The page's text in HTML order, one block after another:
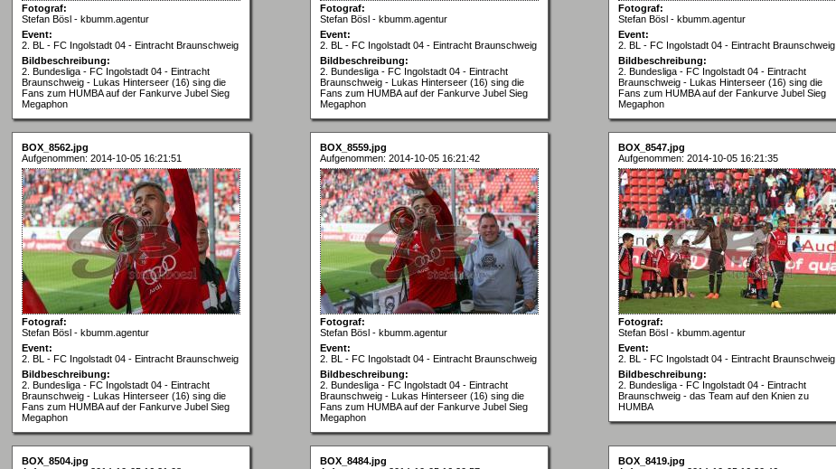
Fotograf:
Stefan Bösl - kbumm.agentur
Event:
2. BL - FC Ingolstadt 04 - Eintracht Braunschweig
Bildbeschreibung:
2. Bundesliga - FC Ingolstadt 04 - Eintracht
Braunschweig - Lukas Hinterseer (16) sing die
Fans zum HUMBA auf der Fankurve Jubel Sieg
Megaphon
Fotograf:
Stefan Bösl - kbumm.agentur
Event:
2. BL - FC Ingolstadt 04 - Eintracht Braunschweig
Bildbeschreibung:
2. Bundesliga - FC Ingolstadt 04 - Eintracht
Braunschweig - Lukas Hinterseer (16) sing die
Fans zum HUMBA auf der Fankurve Jubel Sieg
Megaphon
Fotograf:
Stefan Bösl - kbumm.agentur
Event:
2. BL - FC Ingolstadt 04 - Eintracht Braunschweig
Bildbeschreibung:
2. Bundesliga - FC Ingolstadt 04 - Eintracht
Braunschweig - Lukas Hinterseer (16) sing die
Fans zum HUMBA auf der Fankurve Jubel Sieg
Megaphon
BOX_8562.jpg
Aufgenommen: 2014-10-05 16:21:51
Fotograf:
Stefan Bösl - kbumm.agentur
Event:
2. BL - FC Ingolstadt 04 - Eintracht Braunschweig
Bildbeschreibung:
2. Bundesliga - FC Ingolstadt 04 - Eintracht
Braunschweig - Lukas Hinterseer (16) sing die
Fans zum HUMBA auf der Fankurve Jubel Sieg
Megaphon
BOX_8559.jpg
Aufgenommen: 2014-10-05 16:21:42
Fotograf:
Stefan Bösl - kbumm.agentur
Event:
2. BL - FC Ingolstadt 04 - Eintracht Braunschweig
Bildbeschreibung:
2. Bundesliga - FC Ingolstadt 04 - Eintracht
Braunschweig - Lukas Hinterseer (16) sing die
Fans zum HUMBA auf der Fankurve Jubel Sieg
Megaphon
BOX_8547.jpg
Aufgenommen: 2014-10-05 16:21:35
Fotograf:
Stefan Bösl - kbumm.agentur
Event:
2. BL - FC Ingolstadt 04 - Eintracht Braunschweig
Bildbeschreibung:
2. Bundesliga - FC Ingolstadt 04 - Eintracht
Braunschweig - das Team auf den Knien zu
HUMBA
BOX_8504.jpg
BOX_8484.jpg
BOX_8419.jpg